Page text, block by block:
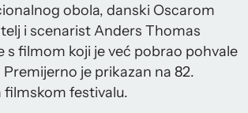
obola, danski Oscarom
i scenarist Anders Thomas
s filmom koji je već pobrao pohvale
je prikazan na 82.
filmskom festivalu.